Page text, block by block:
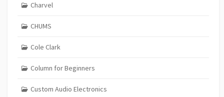
Charvel
CHUMS
Cole Clark
Column for Beginners
Custom Audio Electronics